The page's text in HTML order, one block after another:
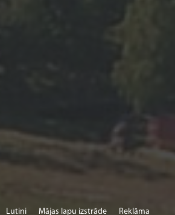
Lutini Mājas lapu izstrāde Reklāma